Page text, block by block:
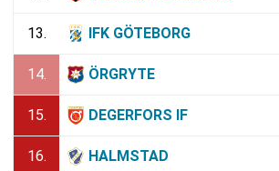
13. IFK GÖTEBORG
14. ÖRGRYTE
15. DEGERFORS IF
16. HALMSTAD